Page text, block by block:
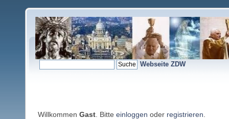
Webseite ZDW
Willkommen Gast . Bitte einloggen oder registrieren